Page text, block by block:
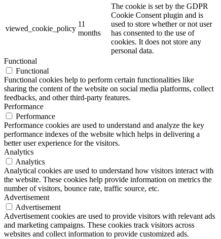
viewed_cookie_policy
11
months
The cookie is set by the GDPR
Cookie Consent plugin and is
used to store whether or not user
has consented to the use of
cookies. It does not store any
personal data.
Functional
Functional
Functional cookies help to perform certain functionalities like
sharing the content of the website on social media platforms, collect
feedbacks, and other third-party features.
Performance
Performance
Performance cookies are used to understand and analyze the key
performance indexes of the website which helps in delivering a
better user experience for the visitors.
Analytics
Analytics
Analytical cookies are used to understand how visitors interact with
the website. These cookies help provide information on metrics the
number of visitors, bounce rate, traffic source, etc.
Advertisement
Advertisement
Advertisement cookies are used to provide visitors with relevant ads
and marketing campaigns. These cookies track visitors across
websites and collect information to provide customized ads.